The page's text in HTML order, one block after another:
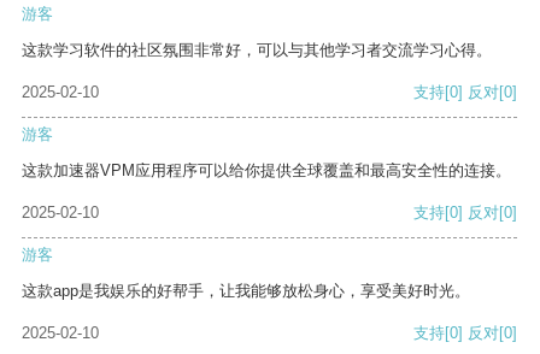
游客
这款学习软件的社区氛围非常好，可以与其他学习者交流学习心得。
2025-02-10 支持[0] 反对[0]
游客
这款加速器VPM应用程序可以给你提供全球覆盖和最高安全性的连接。
2025-02-10 支持[0] 反对[0]
游客
这款app是我娱乐的好帮手，让我能够放松身心，享受美好时光。
2025-02-10 支持[0] 反对[0]